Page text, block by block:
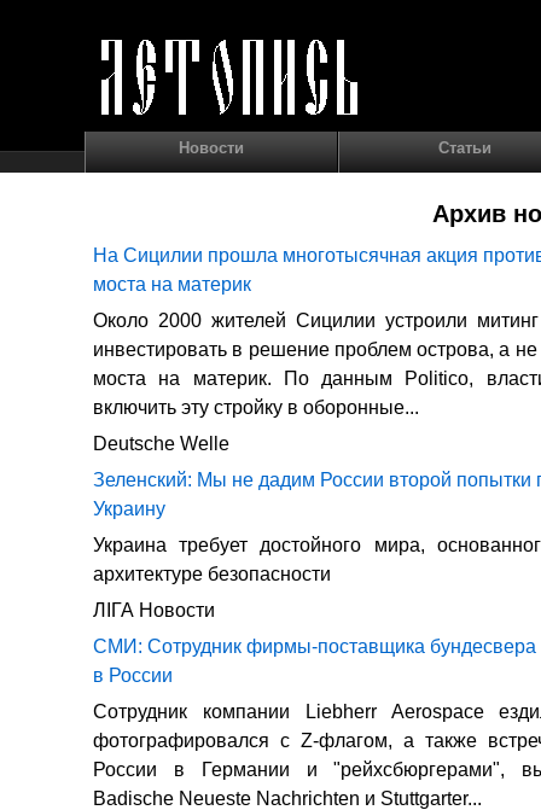
Новости Статьи
Архив
На Сицилии прошла многотысячная акция
моста на материк
Около 2000 жителей Сицилии устроили
инвестировать в решение проблем острова, а не
моста на материк. По данным Politico,
включить эту стройку в оборонные...
Deutsche Welle
Зеленский: Мы не дадим России второй попытки
Украину
Украина требует достойного мира,
архитектуре безопасности
ЛIГА Новости
СМИ: Сотрудник фирмы-поставщика бундесвера
в России
Сотрудник компании Liebherr Aerospace
фотографировался с Z-флагом, а также
России в Германии и "рейхсбюргерами",
Badische Neueste Nachrichten и Stuttgarter...